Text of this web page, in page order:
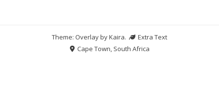
Theme: Overlay byKaira.
Extra Text
Cape Town, South Africa